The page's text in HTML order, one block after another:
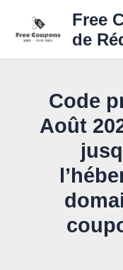
content
Free
de
Code
Août